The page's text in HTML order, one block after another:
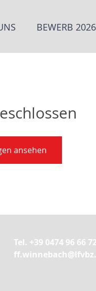
BEWERB 2026
ansehen
Tel. +39 0474 96 66 72